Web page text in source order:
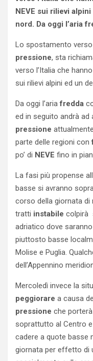
NEVE sui rilievi
nord. Da oggi l’aria
Lo spostamento
pressione, sta
verso l’Italia che
sui rilievi alpini ed un
Da oggi l’ariafredda
ed in seguito andrà
pressione
parte delle regioni con
po’ di NEVE fino in
La fasi più propense
basse si avranno
corso della giornata di
tratti instabile colpirà
adriatico dove saranno
piuttosto basse
Molise e Puglia.
dell’Appennino
Mercoledì invece la
peggiorare a causa
pressione che
soprattutto al Centro e
cadere a quote basse
giornata per effetto di